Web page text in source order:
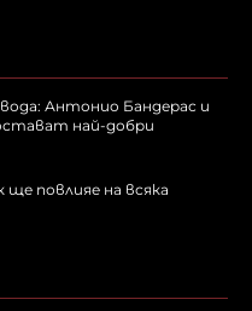
Антонио Бандерас и
най-добри
повлияе на всяка